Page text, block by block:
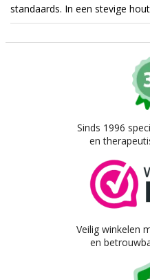
standaards. In een stevige
Sinds 1996
en
Veilig winkelen
en